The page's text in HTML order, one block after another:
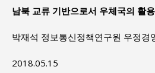
남북 교류 기반으로서 우체국의 활용
박재석 정보통신정책연구원 우정경
2018.05.15